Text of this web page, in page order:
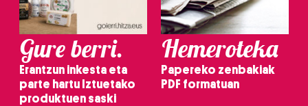
Gure berri.
Erantzun inkesta eta
parte hartu Iztuetako
produktuen saski
Hemeroteka
Papereko zenbakiak
PDF formatuan